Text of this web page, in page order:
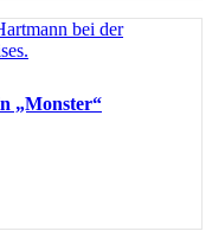
„Monster“